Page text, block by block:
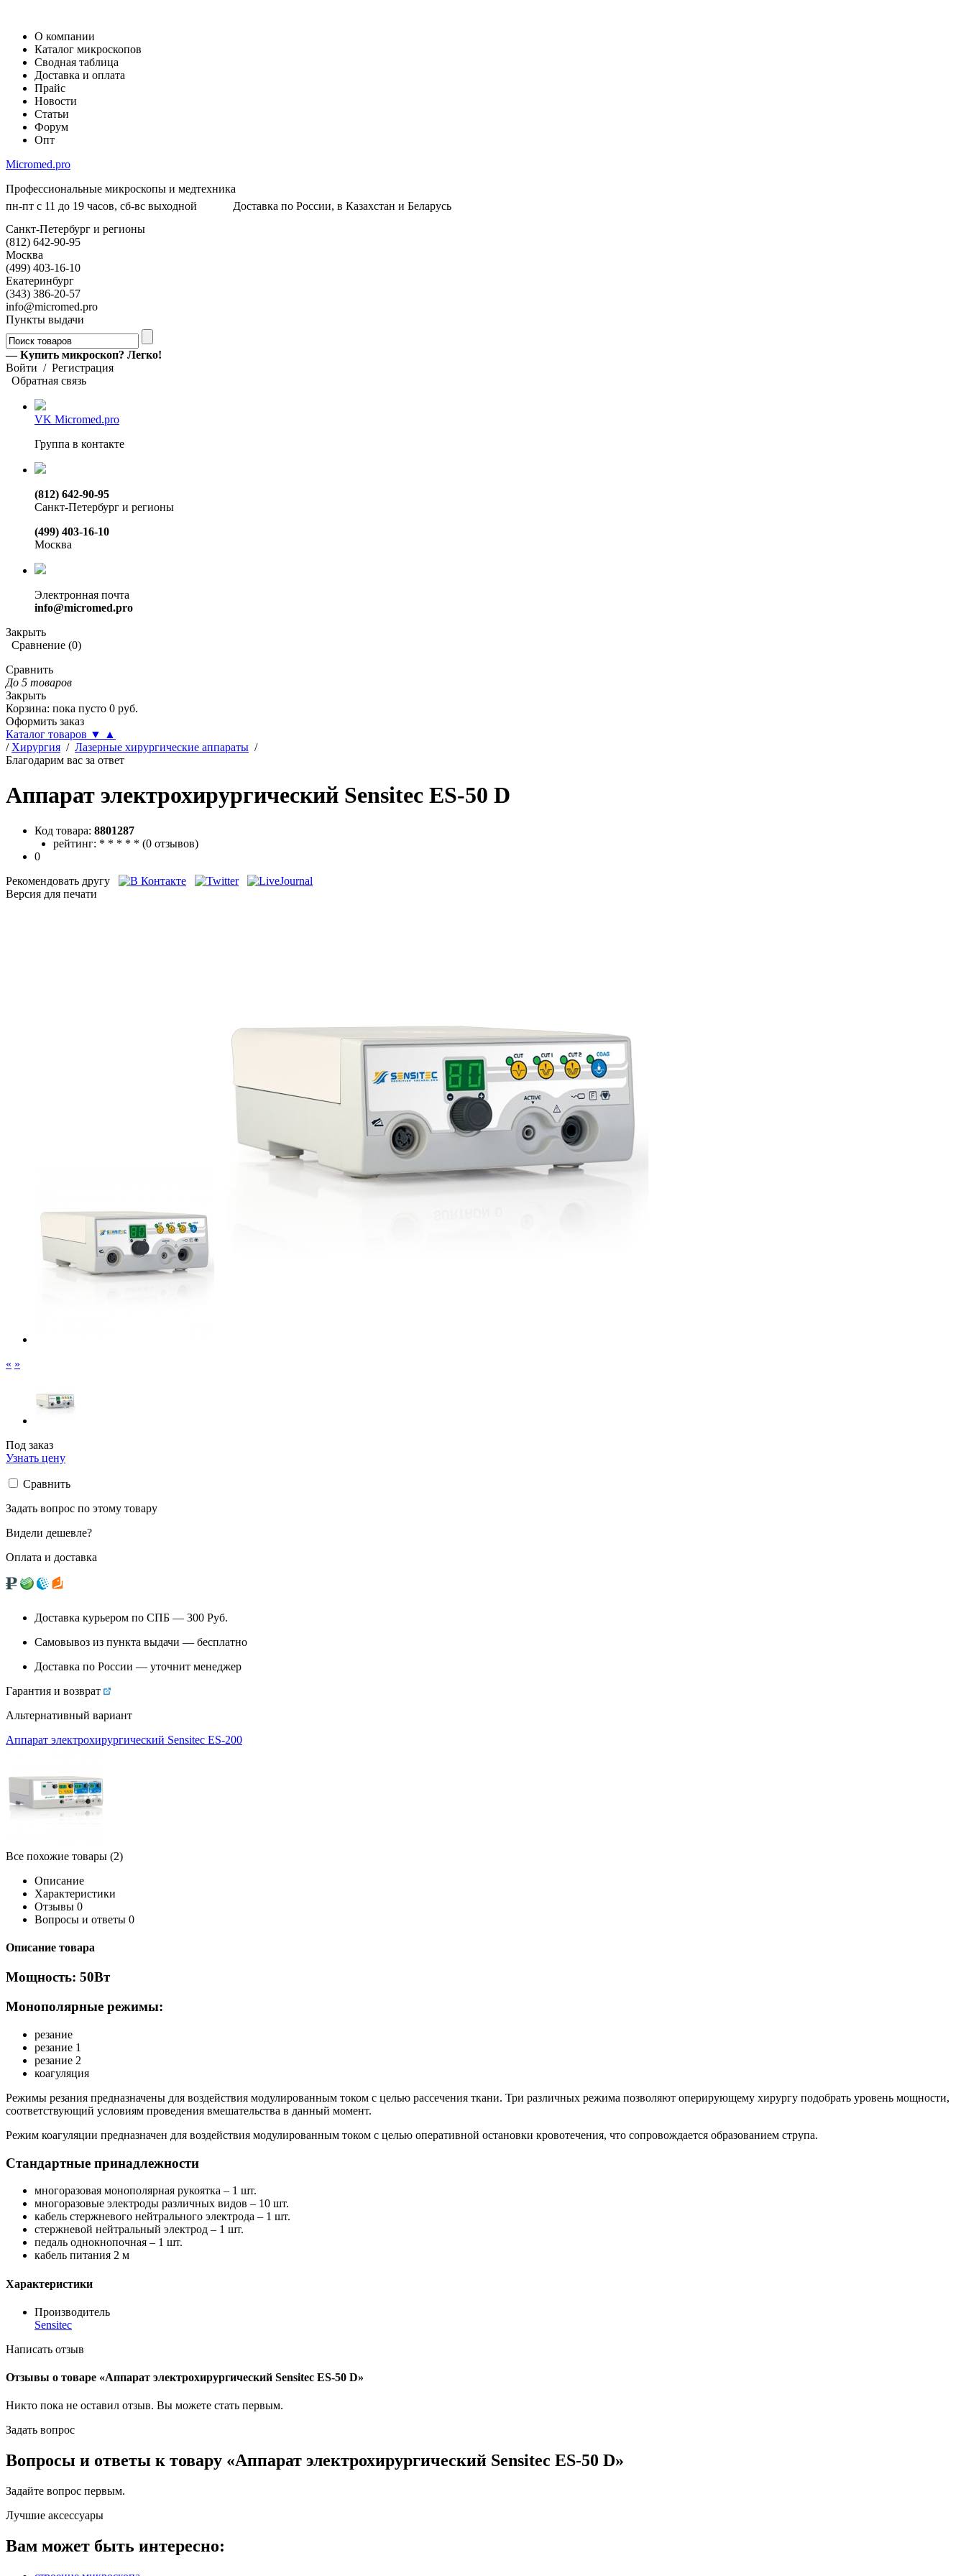
О компании
Каталог микроскопов
Сводная таблица
Доставка и оплата
Прайс
Новости
Статьи
Форум
Опт
Micromed.pro
Профессиональные микроскопы и медтехника
пн-пт с 11 до 19 часов, сб-вс выходной
Доставка по России, в Казахстан и Беларусь
Санкт-Петербург и регионы
(812) 642-90-95
Москва
(499) 403-16-10
Екатеринбург
(343) 386-20-57
info@micromed.pro
Пункты выдачи
— Купить микроскоп? Легко!
Войти / Регистрация
Обратная связь
VK Micromed.pro
Группа в контакте
(812) 642-90-95
Санкт-Петербург и регионы
(499) 403-16-10
Москва
Электронная почта
info@micromed.pro
Закрыть
Сравнение (0)
Сравнить
До 5 товаров
Закрыть
Корзина: пока пусто 0 руб.
Оформить заказ
Каталог товаров ▼
▲
/ Хирургия / Лазерные хирургические аппараты /
Благодарим вас за ответ
Аппарат электрохирургический Sensitec ES-50 D
Код товара: 8801287
рейтинг: * * * * * (0 отзывов)
0
Рекомендовать другу
Версия для печати
« »
Под заказ
Узнать цену
Сравнить
Задать вопрос по этому товару
Видели дешевле?
Оплата и доставка
Доставка курьером по СПБ — 300 Руб.
Самовывоз из пункта выдачи — бесплатно
Доставка по России — уточнит менеджер
Гарантия и возврат
Альтернативный вариант
Аппарат электрохирургический Sensitec ES-200
Все похожие товары (2)
Описание
Характеристики
Отзывы 0
Вопросы и ответы 0
Описание товара
Мощность: 50Вт
Монополярные режимы:
резание
резание 1
резание 2
коагуляция
Режимы резания предназначены для воздействия модулированным током с целью рассечения ткани. Три различных режима позволяют оперирующему хирургу подобрать уровень мощности,
соответствующий условиям проведения вмешательства в данный момент.
Режим коагуляции предназначен для воздействия модулированным током с целью оперативной остановки кровотечения, что сопровождается образованием струпа.
Стандартные принадлежности
многоразовая монополярная рукоятка – 1 шт.
многоразовые электроды различных видов – 10 шт.
кабель стержневого нейтрального электрода – 1 шт.
стержневой нейтральный электрод – 1 шт.
педаль однокнопочная – 1 шт.
кабель питания 2 м
Характеристики
Производитель
Sensitec
Написать отзыв
Отзывы о товаре «Аппарат электрохирургический Sensitec ES-50 D»
Никто пока не оставил отзыв. Вы можете стать первым.
Задать вопрос
Вопросы и ответы к товару «Аппарат электрохирургический Sensitec ES-50 D»
Задайте вопрос первым.
Лучшие аксессуары
Вам может быть интересно: